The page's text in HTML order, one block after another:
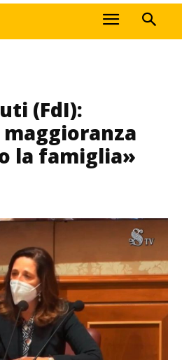
(FdI):
la famiglia»